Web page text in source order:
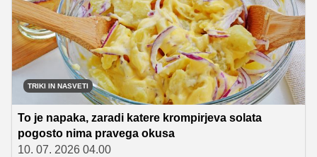
TRIKI IN NASVETI
To je napaka, zaradi katere krompirjeva solata
pogosto nima pravega okusa
10. 07. 2026 04.00